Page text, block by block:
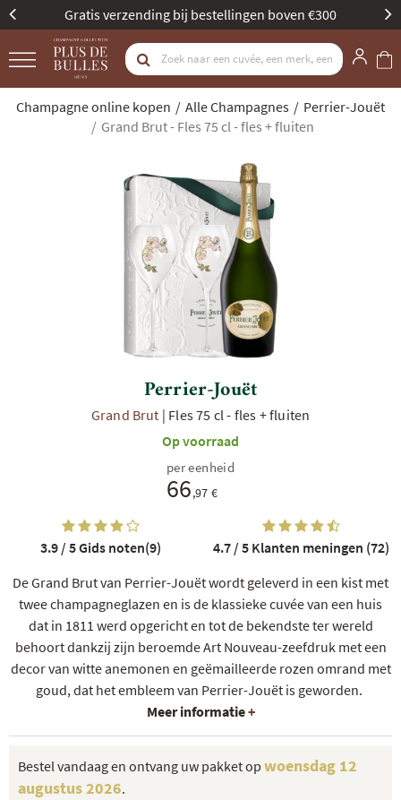
boven €300 Beste Champagne Specialist
Champagne online kopen Alle Champagnes
Perrier-Jouët
Grand Brut - Fles 75 cl - fles + fluiten
Perrier-Jouët
Grand Brut | Fles 75 cl- fles + fluiten
Op voorraad
De Grand Brut van Perrier-Jouët wordt geleverd in een kist met
twee champagneglazen en is de klassieke cuvée van een huis
dat in 1811 werd opgericht en tot de bekendste ter wereld
behoort dankzij zijn beroemde Art Nouveau-zeefdruk met een
decor van witte anemonen en geëmailleerde rozen omrand met
goud, dat het embleem van Perrier-Jouët is geworden.
Meer informatie+
per eenheid
66,97 €
3.9 / 5Gids noten(9) 4.7 / 5Klanten meningen (72)
Bestel vandaag en ontvang uw pakket op woensdag 12
augustus 2026.